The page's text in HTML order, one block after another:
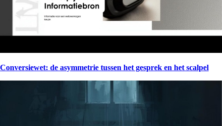
Conversiewet: de asymmetrie tussen het gesprek en het scalpel